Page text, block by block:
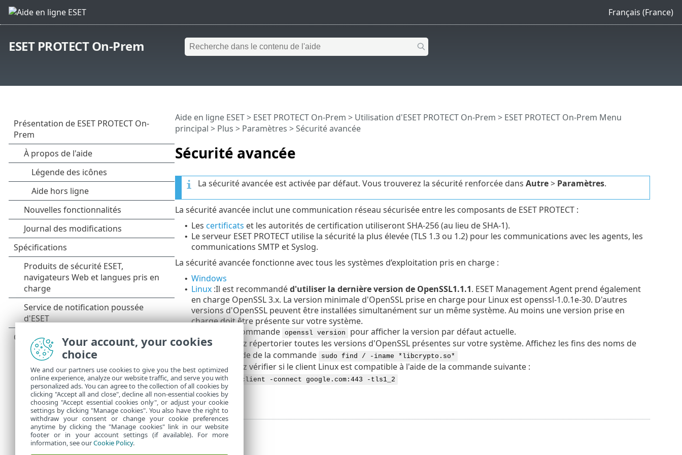
Français (France)
ESET PROTECT On-Prem
Sécurité avancée
Aide en ligne ESET> ESET PROTECT On-Prem > Utilisation d'ESET PROTECT On-Prem > ESET PROTECT On-Prem Menu
principal > Plus > Paramètres > Sécurité avancée
La sécurité avancée est activée par défaut. Vous trouverez la sécurité renforcée dans Autre> Paramètres.
La sécurité avancée inclut une communication réseau sécurisée entre les composants de ESET PROTECT :
• Les certificats et les autorités de certification utiliseront SHA-256 (au lieu de SHA-1).
• Le serveur ESET PROTECT utilise la sécurité la plus élevée (TLS 1.3 ou 1.2) pour les communications avec les agents, les
communications SMTP et Syslog.
La sécurité avancée fonctionne avec tous les systèmes d’exploitation pris en charge :
• Windows
• Linux:Il est recommandéd'utiliser la dernière version de OpenSSL1.1.1. ESET Management Agent prend également
en charge OpenSSL 3.x. La version minimale d'OpenSSL prise en charge pour Linux est openssl-1.0.1e-30. D'autres
versions d'OpenSSL peuvent être installées simultanément sur un même système. Au moins une version prise en
charge doit être présente sur votre système.
Utilisez la commande openssl version pour afficher la version par défaut actuelle.
oVous pouvez répertorier toutes les versions d'OpenSSLprésentes sur votre système. Affichez les fins des noms de
fichier à l'aide de la commande
sudo find / -iname *libcrypto.so*
o Vous pouvez vérifier si le client Linux est compatible à l'aide de la commande suivante :
openssl s_client -connect google.com:443 -tls1_2
• macOS
Your account, your cookies
choice
We and our partners use cookies to give you the best optimized
online experience, analyze our website traffic, and serve you with
personalized ads. You can agree to the collection of all cookies by
clicking "Accept all and close", decline all non-essential cookies by
choosing "Accept essential cookies only", or adjust your cookie
settings by clicking "Manage cookies". You also have the right to
withdraw your consent or change your cookie preferences
anytime by clicking the "Manage cookies" link in our website
footer or in your account settings (if available). For more
information, see ourCookie Policy.